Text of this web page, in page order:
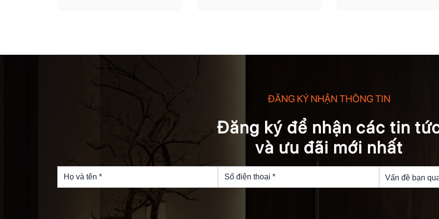
ĐĂNG KÝ NHẬN THÔNG TIN
Đăng ký để nhận các tin
và ưu đãi mới nhất